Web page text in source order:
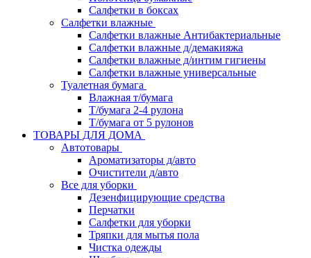
Салфетки в боксах
Салфетки влажные
Салфетки влажные Антибактериальные
Салфетки влажные д/демакияжа
Салфетки влажные д/интим гигиены
Салфетки влажные универсальные
Туалетная бумага
Влажная т/бумага
Т/бумага 2-4 рулона
Т/бумага от 5 рулонов
ТОВАРЫ ДЛЯ ДОМА
Автотовары
Ароматизаторы д/авто
Очистители д/авто
Все для уборки
Дезенфицирующие средства
Перчатки
Салфетки для уборки
Тряпки для мытья пола
Чистка одежды